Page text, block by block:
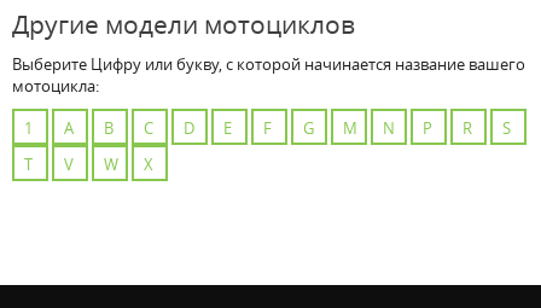
Другие модели мотоциклов
Выберите Цифру или букву, с которой начинается название вашего
мотоцикла:
1
A B C D E F G M N P R
S
T
V W X